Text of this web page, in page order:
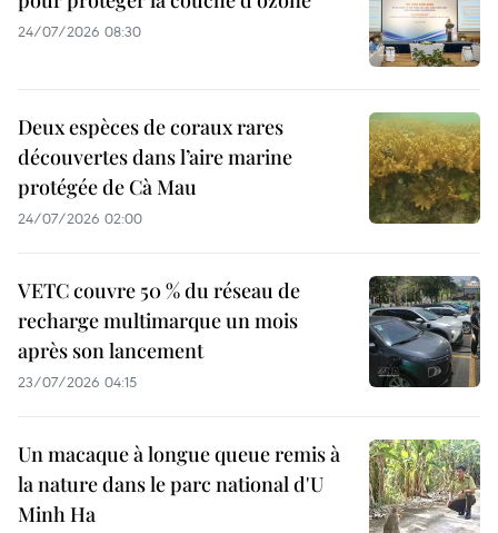
24/07/2026 08:30
Deux espèces de coraux rares
découvertes dans l’aire marine
protégée de Cà Mau
24/07/2026 02:00
VETC couvre 50 % du réseau de
recharge multimarque un mois
après son lancement
23/07/2026 04:15
Un macaque à longue queue remis à
la nature dans le parc national d'U
Minh Ha